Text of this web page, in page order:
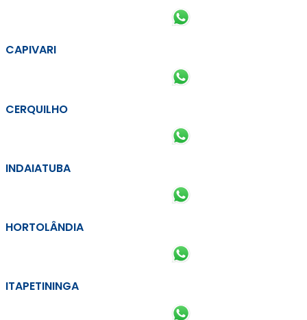
CAPIVARI
CERQUILHO
INDAIATUBA
HORTOLÂNDIA
ITAPETININGA